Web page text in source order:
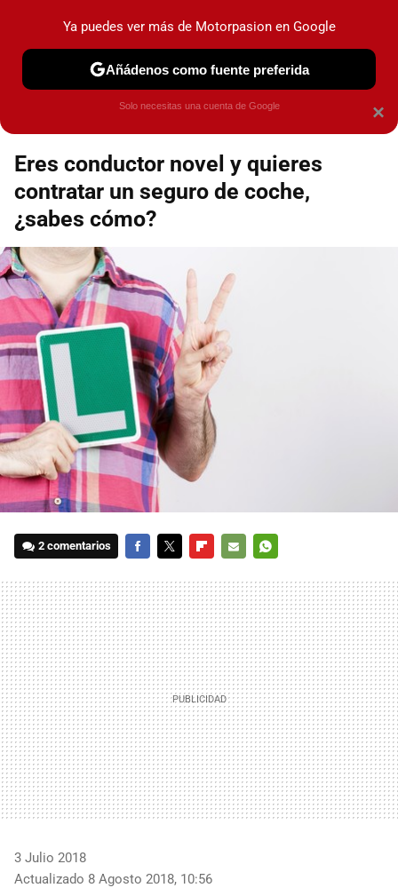
marca que se menciona
Espacio Toyota
Eres conductor novel y quieres
contratar un seguro de coche,
¿sabes cómo?
2 comentarios
MAIL
3 Julio 2018
Actualizado 8 Agosto 2018, 10:56
×
Ya puedes ver más de Motorpasion en Google
Añádenos como fuente preferida
Solo necesitas una cuenta de Google